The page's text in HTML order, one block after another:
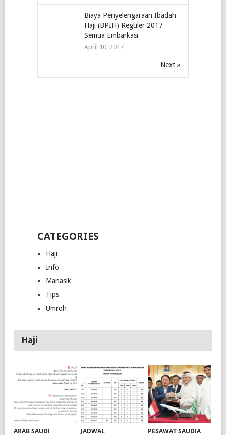
Biaya Penyelengaraan Ibadah
Haji (BPIH) Reguler 2017
Semua Embarkasi
April 10, 2017
Next »
CATEGORIES
Haji
Info
Manasik
Tips
Umroh
Haji
ARAB SAUDI JADWAL PESAWAT SAUDIA